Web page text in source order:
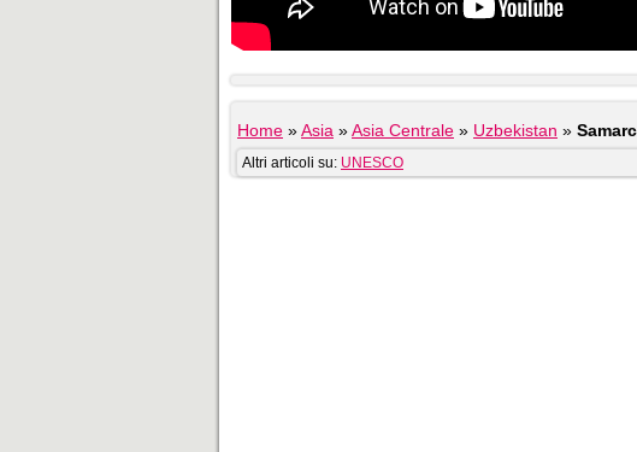
Home »Asia »Asia Centrale » Uzbekistan »
Altri articoli su: UNESCO